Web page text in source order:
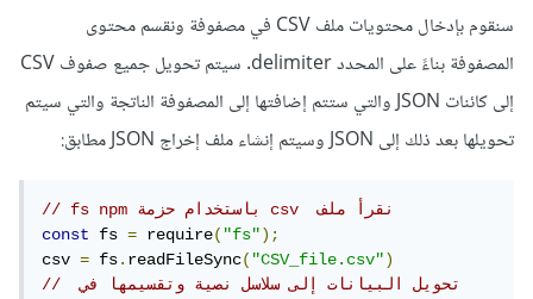
سنقوم بإدخال محتويات ملف CSV في مصفوفة ونقسم محتوى
المصفوفة بناءً على المحدد delimiter. سيتم تحويل جميع صفوف CSV
إلى كائنات JSON والتي ستتم إضافتها إلى المصفوفة الناتجة والتي سيتم
تحويلها بعد ذلك إلى JSON وسيتم إنشاء ملف إخراج JSON مطابق:
const
fs = require("fs");
csv = fs.readFileSync("CSV_file.csv")
// تحويل البيانات إلى سلاسل نصية وتقسيمها في